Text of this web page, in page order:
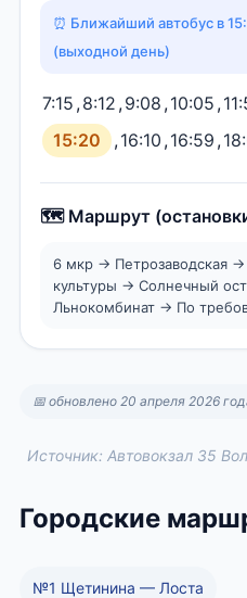
⏰ Ближайший автобус в
(выходной день)
7:15 ,8:12 ,9:08 ,10:05 ,
15:20
,16:10 ,16:59 ,
🗺️ Маршрут
6 мкр → Петрозаводская
культуры → Солнечный
Льнокомбинат → По
📅 обновлено 20 апреля 2026
Источник: Автовокзал 35
Городские
№1 Щетинина — Лоста